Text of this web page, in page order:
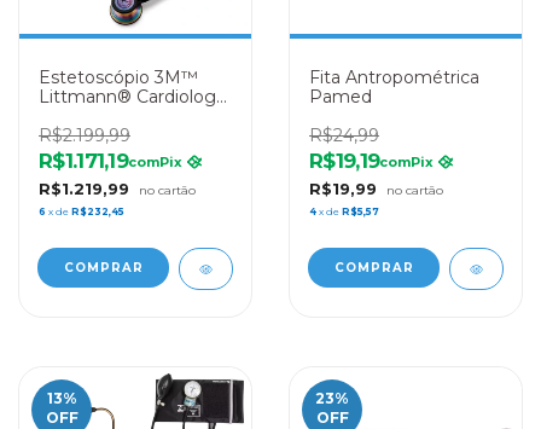
Estetoscópio 3M™
Littmann® Cardiology
Rainbow
R$2.199,99
R$1.219,99
R$1.171,19comPix
6 x de R$232,45
Fita Antropométrica
Pamed
R$24,99
R$19,99
R$19,19comPix
4 x de R$5,57
13%
OFF
23%
OFF